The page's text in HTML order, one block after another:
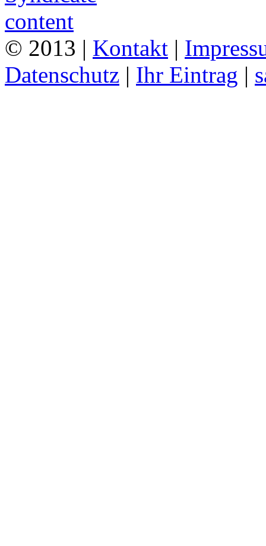
© 2013 | Kontakt |
Datenschutz | Ihr Eintrag |